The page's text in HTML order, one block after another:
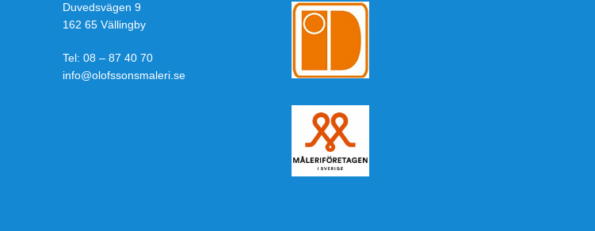
Duvedsvägen 9
162 65 Vällingby
Tel: 08 – 87 40 70
info@olofssonsmaleri.se